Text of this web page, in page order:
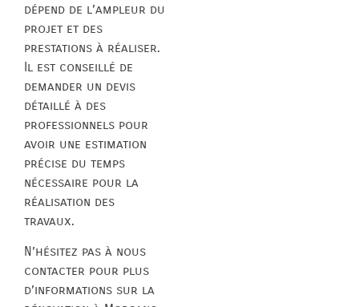
dépend de l’ampleur du
projet et des
prestations à réaliser.
Il est conseillé de
demander un devis
détaillé à des
professionnels pour
avoir une estimation
précise du temps
nécessaire pour la
réalisation des
travaux.
N’hésitez pas à nous
contacter pour plus
d’informations sur la